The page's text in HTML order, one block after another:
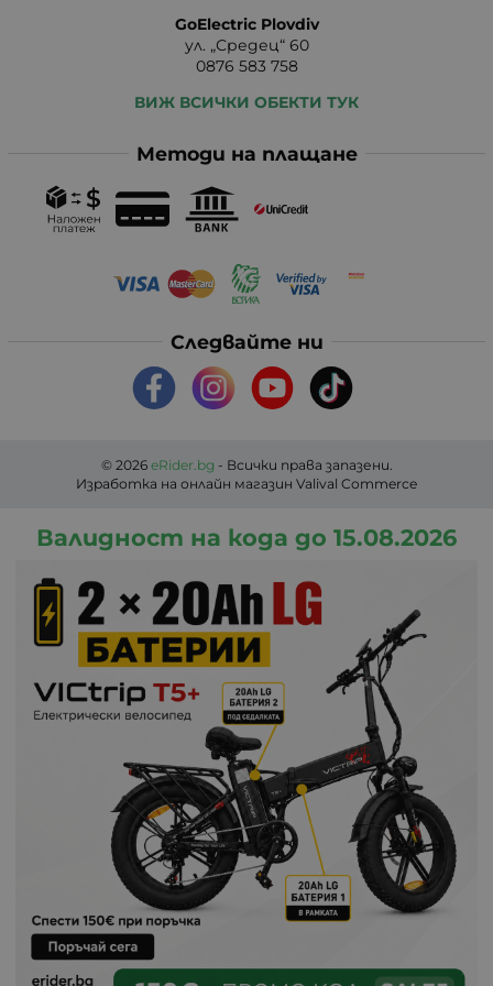
GoElectric Plovdiv
ул. „Средец“ 60
0876 583 758
ВИЖ ВСИЧКИ ОБЕКТИ ТУК
Методи на плащане
Следвайте ни
© 2026 eRider.bg - Всички права запазени.
Изработка на онлайн магазин Valival Commerce
Валидност на кода до 15.08.2026